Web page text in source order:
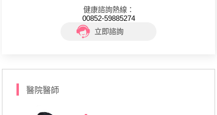
健康諮詢熱線：
00852-59885274
立即諮詢
醫院醫師